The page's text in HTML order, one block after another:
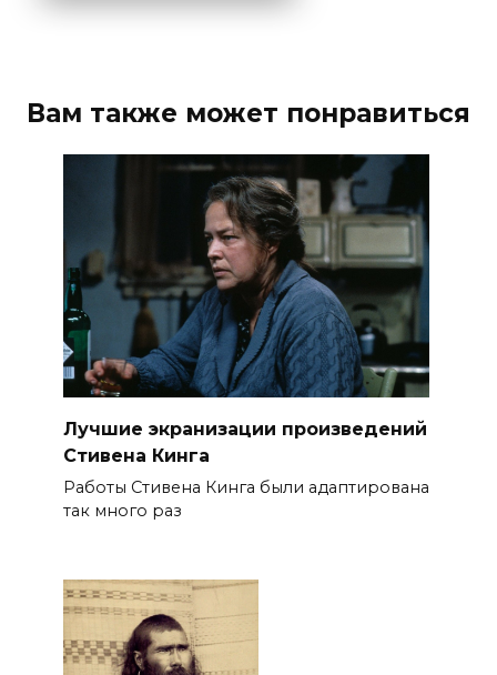
Вам также может понравиться
Лучшие экранизации произведений
Стивена Кинга
Работы Стивена Кинга были адаптирована
так много раз